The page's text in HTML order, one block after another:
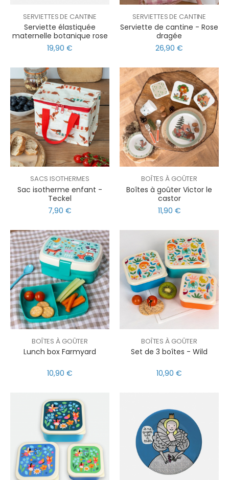
SERVIETTES DE CANTINE
Serviette élastiquée
maternelle botanique rose
19,90 €
SERVIETTES DE CANTINE
Serviette de cantine - Rose
dragée
26,90 €
SACS ISOTHERMES
Sac isotherme enfant -
Teckel
7,90 €
BOÎTES À GOÛTER
Boîtes à goûter Victor le
castor
11,90 €
BOÎTES À GOÛTER
Lunch box Farmyard
10,90 €
BOÎTES À GOÛTER
Set de 3 boîtes - Wild
10,90 €